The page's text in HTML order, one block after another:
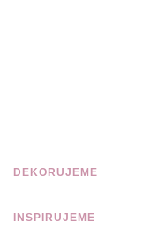
DEKORUJEME
INSPIRUJEME